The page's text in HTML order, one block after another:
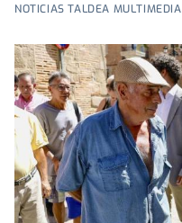
NOTICIAS TALDEA MULTIMEDIA